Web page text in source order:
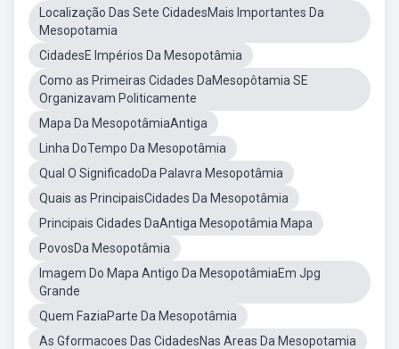
Localização Das Sete CidadesMais Importantes Da
Mesopotamia
CidadesE Impérios Da Mesopotâmia
Como as Primeiras Cidades DaMesopôtamia SE
Organizavam Politicamente
Mapa Da MesopotâmiaAntiga
Linha DoTempo Da Mesopotâmia
Qual O SignificadoDa Palavra Mesopotâmia
Quais as PrincipaisCidades Da Mesopotâmia
Principais Cidades DaAntiga Mesopotâmia Mapa
PovosDa Mesopotâmia
Imagem Do Mapa Antigo Da MesopotâmiaEm Jpg
Grande
Quem FaziaParte Da Mesopotâmia
As Gformacoes Das CidadesNas Areas Da Mesopotamia